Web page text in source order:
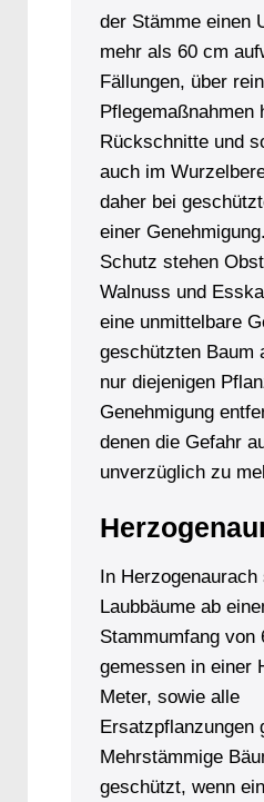
der Stämme einen
mehr als 60 cm
Fällungen, über
Pflegemaßnahmen
Rückschnitte und
auch im
daher bei
einer
Schutz stehen
Walnuss und
eine unmittelbare
geschützten Baum
nur diejenigen
Genehmigung
denen die Gefahr
unverzüglich zu
In Herzogenaurach
Laubbäume ab
Stammumfang von
gemessen in einer
Meter, sowie alle
Ersatzpflanzungen
Mehrstämmige
geschützt, wenn